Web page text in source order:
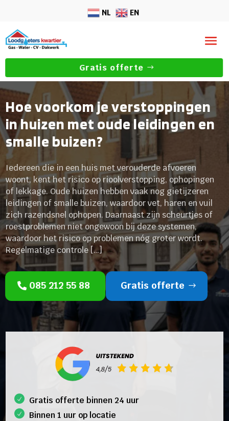
NL EN
Gratis offerte
Hoe voorkom je verstoppingen
in huizen met oude leidingen en
smalle buizen?
Iedereen die in een huis met verouderde afvoeren
woont, kent het risico op rioolverstopping, ophopingen
of lekkage. Oude huizen hebben vaak nog gietijzeren
leidingen of smalle buizen, waardoor vet, haren en vuil
zich razendsnel ophopen. Daarnaast zijn scheurtjes of
roestproblemen niet ongewoon bij deze systemen,
waardoor het risico op problemen nóg groter wordt.
Regelmatige controle […]
085 212 55 88 Gratis offerte
Gratis offerte binnen 24 uur
Binnen 1 uur op locatie